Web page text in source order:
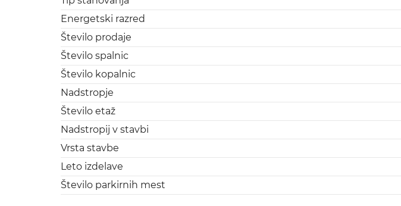
Energetski razred
Število prodaje
Število spalnic
Število kopalnic
Nadstropje
Število etaž
Nadstropij v stavbi
Vrsta stavbe
Leto izdelave
Število parkirnih mest